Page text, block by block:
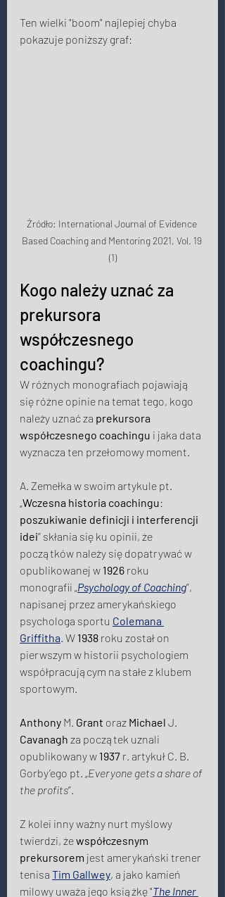
Ten wielki "boom" najlepiej chyba
pokazuje poniższy graf:
Źródło: International Journal of Evidence
Based Coaching and Mentoring 2021, Vol. 19
(1)
Kogo należy uznać za
prekursora
współczesnego
coachingu?
W różnych monografiach pojawiają
się różne opinie na temat tego, kogo
należy uznać za prekursora
współczesnego coachingu i jaka data
wyznacza ten przełomowy moment.
A. Zemełka w swoim artykule pt.
Wczesna historia coachingu:
poszukiwanie definicji i interferencji
idei” skłania się ku opinii, że
początków należy się dopatrywać w
opublikowanej w 1926 roku
monografii „ Psychology of Coaching”,
napisanej przez amerykańskiego
psychologa sportu Colemana
Griffitha . W 1938 roku został on
pierwszym w historii psychologiem
współpracującym na stałe z klubem
sportowym.
Anthony M. Grant oraz Michael J.
Cavanagh za początek uznali
opublikowany w 1937 r. artykuł C. B.
Gorby’ego pt. „ Everyone gets a share of
the profits”.
Z kolei inny ważny nurt myślowy
twierdzi, że współczesnym
prekursorem jest amerykański trener
tenisa Tim Gallwey, a jako kamień
milowy uważa jego książkę "The Inner